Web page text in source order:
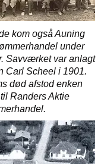
kom også Auning
under
Savværket var anlagt
Carl Scheel i 1901.
død afstod enken
Randers Aktie